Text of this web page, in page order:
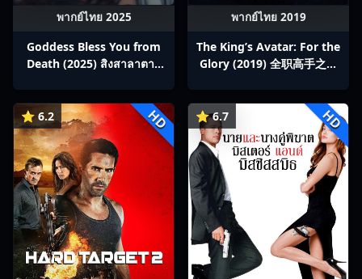
พากย์ไทย 2025
Goddess Bless You from
Death (2025) สิงสาลาตาย
พากย์ไทย 2019
The King’s Avatar: For the
Glory (2019) 全职高手之巅
⭐ 6.2 HD ⭐ 6.7 HD